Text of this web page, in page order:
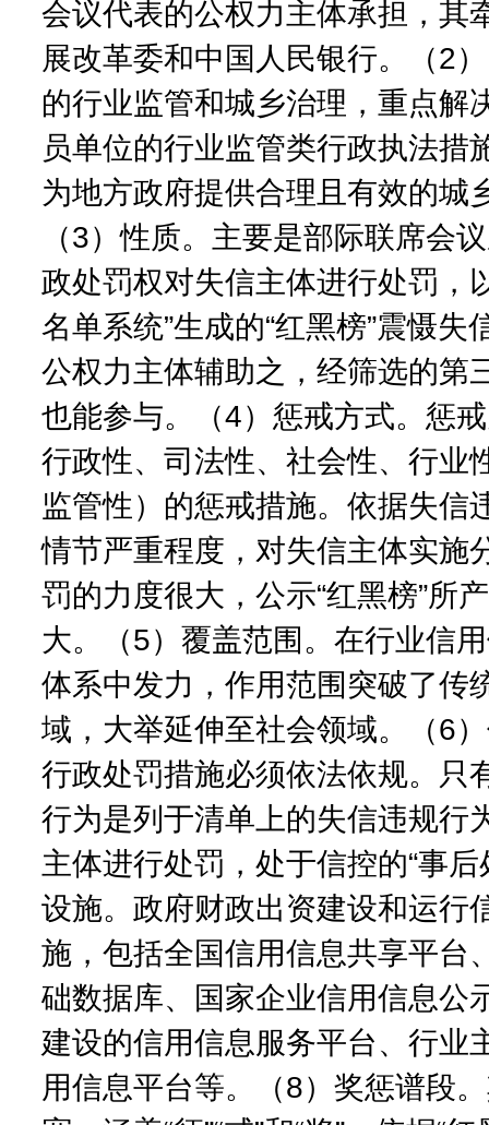
会议代表的公权力主体承担，其
展改革委和中国人民银行。（2
的行业监管和城乡治理，重点解
员单位的行业监管类行政执法措
为地方政府提供合理且有效的城
（3）性质。主要是部际联席会
政处罚权对失信主体进行处罚，
名单系统”生成的“红黑榜”震慑失
公权力主体辅助之，经筛选的第
也能参与。（4）惩戒方式。惩
行政性、司法性、社会性、行业
监管性）的惩戒措施。依据失信
情节严重程度，对失信主体实施
罚的力度很大，公示“红黑榜”所
大。（5）覆盖范围。在行业信
体系中发力，作用范围突破了传
域，大举延伸至社会领域。（6
行政处罚措施必须依法依规。只
行为是列于清单上的失信违规行
主体进行处罚，处于信控的“事
设施。政府财政出资建设和运行
施，包括全国信用信息共享平台
础数据库、国家企业信用信息公
建设的信用信息服务平台、行业
用信息平台等。（8）奖惩谱段